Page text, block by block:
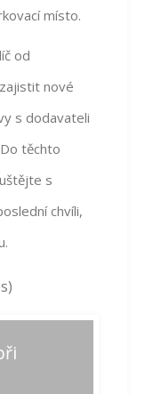
místo.
od
nové
s dodavateli
těchto
s
chvíli,